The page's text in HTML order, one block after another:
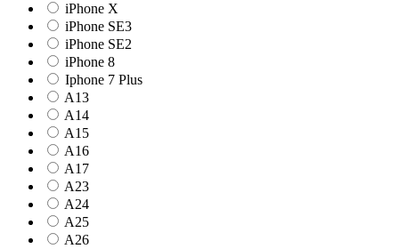
iPhone X
iPhone SE3
iPhone SE2
iPhone 8
Iphone 7 Plus
A13
A14
A15
A16
A17
A23
A24
A25
A26